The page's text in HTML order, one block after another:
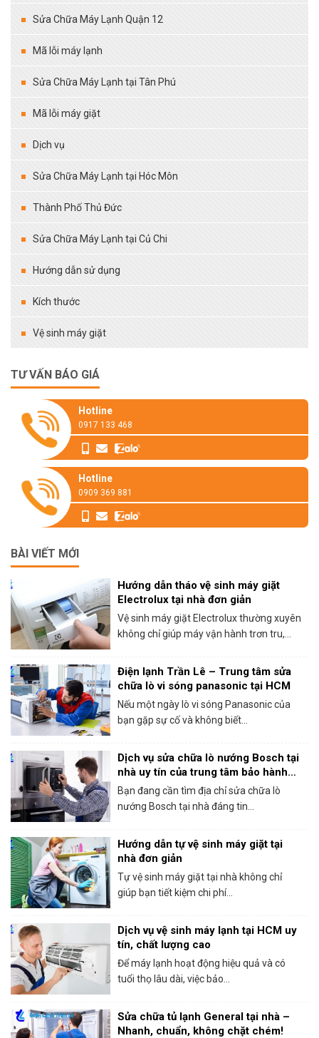
Sửa Chữa Máy Lạnh Quận 12
Mã lỗi máy lạnh
Sửa Chữa Máy Lạnh tại Tân Phú
Mã lỗi máy giặt
Dịch vụ
Sửa Chữa Máy Lạnh tại Hóc Môn
Thành Phố Thủ Đức
Sửa Chữa Máy Lạnh tại Củ Chi
Hướng dẫn sử dụng
Kích thước
Vệ sinh máy giặt
TƯ VẤN BÁO GIÁ
Hotline
0917 133 468
Hotline
0909 369 881
BÀI VIẾT MỚI
Hướng dẫn tháo vệ sinh máy giặt
Electrolux tại nhà đơn giản
Vệ sinh máy giặt Electrolux thường xuyên
không chỉ giúp máy vận hành trơn tru,...
Điện lạnh Trần Lê – Trung tâm sửa
chữa lò vi sóng panasonic tại HCM
Nếu một ngày lò vi sóng Panasonic của
bạn gặp sự cố và không biết...
Dịch vụ sửa chữa lò nướng Bosch tại
nhà uy tín của trung tâm bảo hành
Bosch tại HCM
Bạn đang cần tìm địa chỉ sửa chữa lò
nướng Bosch tại nhà đáng tin...
Hướng dẫn tự vệ sinh máy giặt tại
nhà đơn giản
Tự vệ sinh máy giặt tại nhà không chỉ
giúp bạn tiết kiệm chi phí...
Dịch vụ vệ sinh máy lạnh tại HCM uy
tín, chất lượng cao
Để máy lạnh hoạt động hiệu quả và có
tuổi thọ lâu dài, việc bảo...
Sửa chữa tủ lạnh General tại nhà –
Nhanh, chuẩn, không chặt chém!